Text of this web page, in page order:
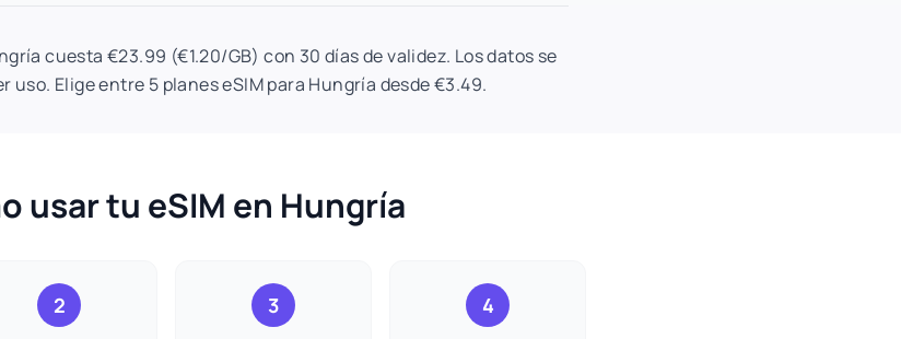
cuesta €23.99 (€1.20/GB) con 30 días de validez. Los datos se
uso. Elige entre 5 planes eSIM para Hungría desde €3.49.
usar tu eSIM en Hungría
2 3 4